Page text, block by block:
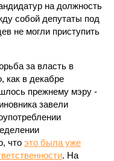
на должность
собой депутаты под
не могли приступить
за власть в
как в декабре
прежнему мэру -
завели
что это была уже
. На